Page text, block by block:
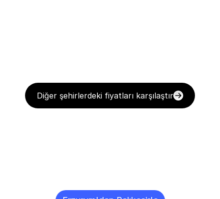
Diğer şehirlerdeki fiyatları karşılaştır